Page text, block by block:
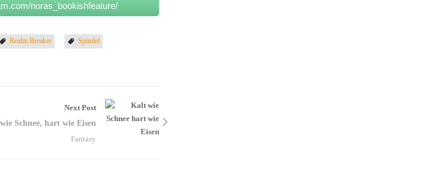
noras_bookishfeature/
Realm Breaker Spindel
Next Post
Schnee, hart wie Eisen
Fantasy